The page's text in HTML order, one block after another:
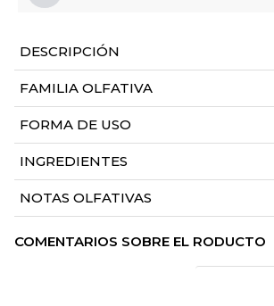
DESCRIPCIÓN
FAMILIA OLFATIVA
FORMA DE USO
INGREDIENTES
NOTAS OLFATIVAS
COMENTARIOS SOBRE EL RODUCTO